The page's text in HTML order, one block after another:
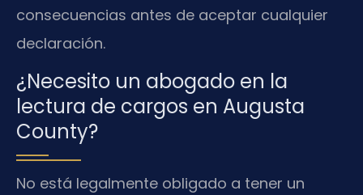
consecuencias antes de aceptar cualquier
declaración.
¿Necesito un abogado en la
lectura de cargos en Augusta
County?
No está legalmente obligado a tener un